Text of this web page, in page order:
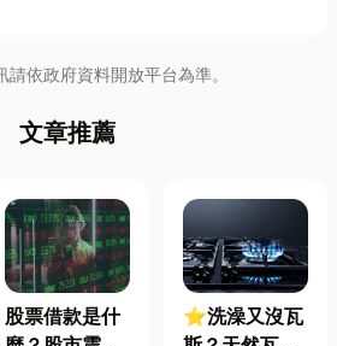
依政府資料開放平台為準。
文章推薦
股票借款是什
⭐洗澡又沒瓦